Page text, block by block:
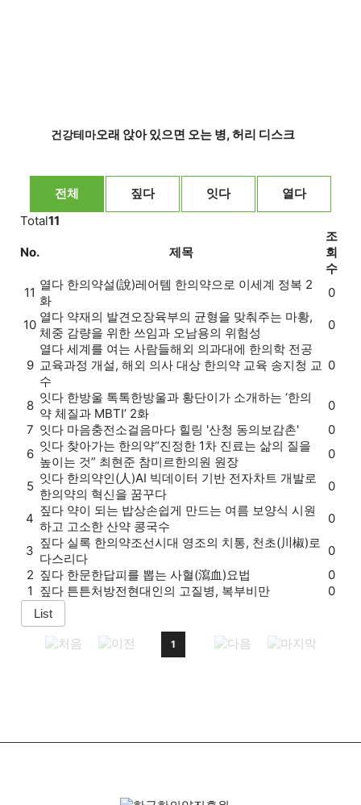
건강테마오래 앉아 있으면 오는 병, 허리 디스크
전체 짚다 잇다 열다
Total11
No. 제목
조
회
수
11
열다 한의약설(說)레어템 한의약으로 이세계 정복 2
화
0
10
열다 약재의 발견오장육부의 균형을 맞춰주는 마황,
체중 감량을 위한 쓰임과 오남용의 위험성
0
9
열다 세계를 여는 사람들해외 의과대에 한의학 전공
교육과정 개설, 해외 의사 대상 한의약 교육 송지청 교
수
0
8
잇다 한방울 톡톡한방울과 황단이가 소개하는 ‘한의
약 체질과 MBTI’ 2화
0
7 잇다 마음충전소걸음마다 힐링 '산청 동의보감촌'
0
6
잇다 찾아가는 한의약“진정한 1차 진료는 삶의 질을
높이는 것” 최현준 참미르한의원 원장
0
5
잇다 한의약인(人)AI 빅데이터 기반 전자차트 개발로
한의약의 혁신을 꿈꾸다
0
4
짚다 약이 되는 밥상손쉽게 만드는 여름 보양식 시원
하고 고소한 산약 콩국수
0
3
짚다 실록 한의약조선시대 영조의 치통, 천초(川椒)로
다스리다
0
2 짚다 한문한답피를 뽑는 사혈(瀉血)요법
0
1 짚다 튼튼처방전현대인의 고질병, 복부비만 0
1